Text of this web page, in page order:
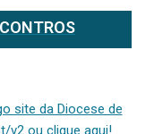
site da Diocese de
v2 ou clique aqui!